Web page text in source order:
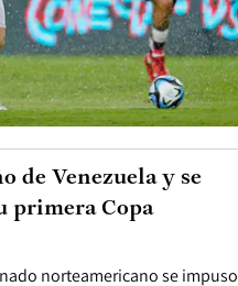
norteamericano se impuso
de Venezuela y se
primera Copa